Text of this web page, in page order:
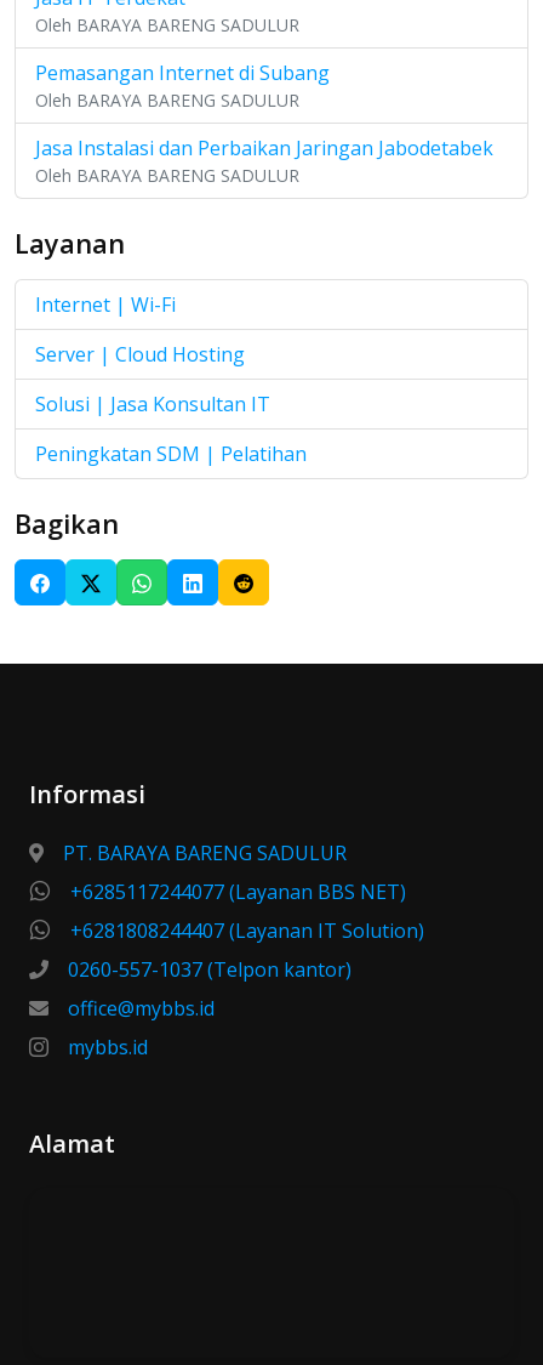
Oleh BARAYA BARENG SADULUR
Pemasangan Internet di Subang
Oleh BARAYA BARENG SADULUR
Jasa Instalasi dan Perbaikan Jaringan Jabodetabek
Oleh BARAYA BARENG SADULUR
Layanan
Internet | Wi-Fi
Server | Cloud Hosting
Solusi | Jasa Konsultan IT
Peningkatan SDM | Pelatihan
Bagikan
Informasi
PT. BARAYA BARENG SADULUR
+6285117244077 (Layanan BBS NET)
+6281808244407 (Layanan IT Solution)
0260-557-1037 (Telpon kantor)
office@mybbs.id
mybbs.id
Alamat